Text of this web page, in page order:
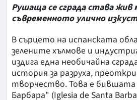
Рушаща се сграда става жив
съвременното улично
В сърцето на испанската
зелените хълмове и
издига една необичайна
история за разруха,
творчество. Това е
Барбара" (Iglesia de Santa